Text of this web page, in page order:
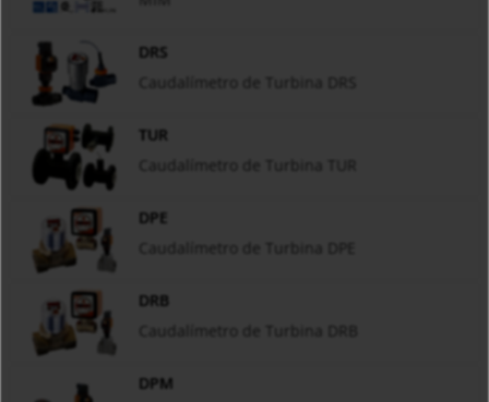
DRS
TUR
DPE
DRB
DPM